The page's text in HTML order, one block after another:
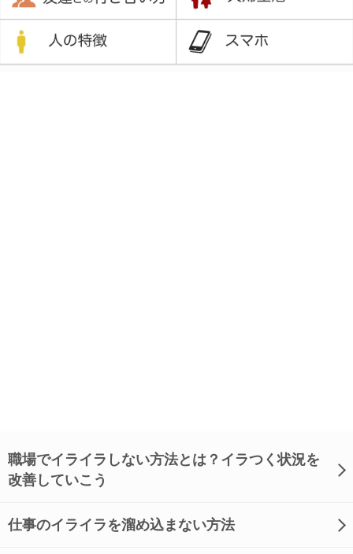
職場でイライラしない方法とは？イラつく状況を
改善していこう
仕事のイライラを溜め込まない方法